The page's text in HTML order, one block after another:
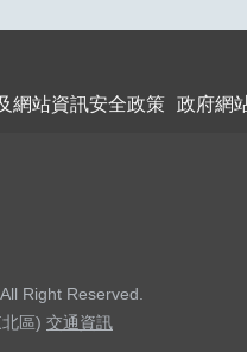
網站資訊安全政策 政府網
Right Reserved.
區) 交通資訊